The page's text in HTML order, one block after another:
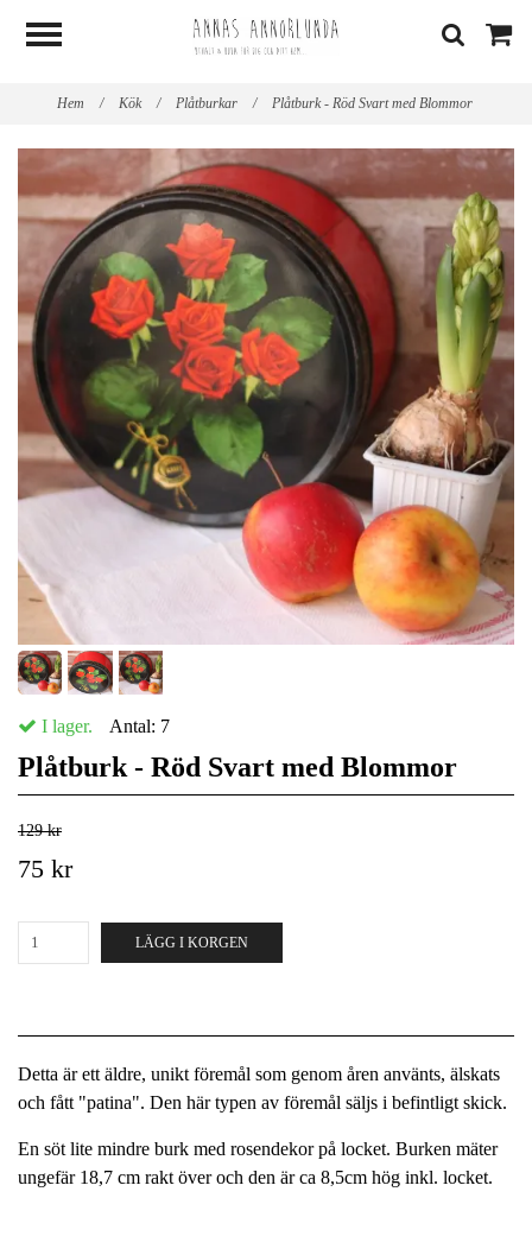
Hem / Kök / Plåtburkar / Plåtburk - Röd Svart med Blommor
I lager. Antal: 7
Plåtburk - Röd Svart med Blommor
129 kr
75 kr
LÄGG I KORGEN
Detta är ett äldre, unikt föremål som genom åren använts, älskats
och fått "patina". Den här typen av föremål säljs i befintligt skick.
En söt lite mindre burk med rosendekor på locket. Burken mäter
ungefär 18,7 cm rakt över och den är ca 8,5cm hög inkl. locket.